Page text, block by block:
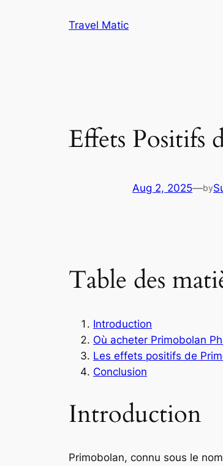
Travel Matic
Effets Positifs
Aug 2, 2025—by
Table des
Introduction
Où acheter Primobolan
Les effets positifs de
Conclusion
Introduction
Primobolan, connu sous le